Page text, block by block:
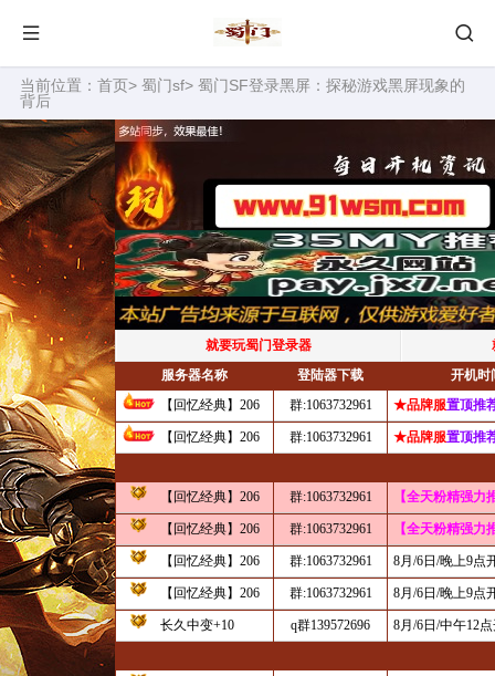
当前位置： 首页> 蜀门sf> 蜀门SF登录黑屏：探秘游戏黑屏现象的
背后